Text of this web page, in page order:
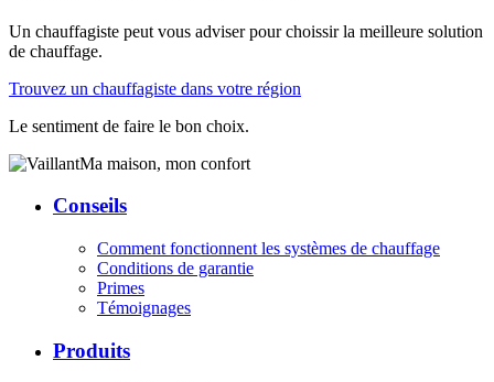
Un chauffagiste peut vous adviser pour choissir la meilleure solution
de chauffage.
Trouvez un chauffagiste dans votre région
Le sentiment de faire le bon choix.
Ma maison, mon confort
Conseils
Comment fonctionnent les systèmes de chauffage
Conditions de garantie
Primes
Témoignages
Produits